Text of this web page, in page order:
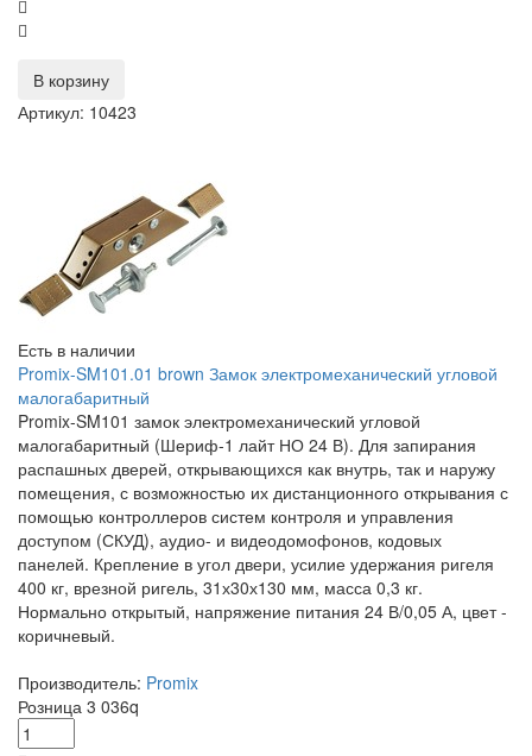
В корзину
Артикул: 10423
Есть в наличии
Promix-SM101.01 brown Замок электромеханический угловой
малогабаритный
Promix-SM101 замок электромеханический угловой
малогабаритный (Шериф-1 лайт НО 24 В). Для запирания
распашных дверей, открывающихся как внутрь, так и наружу
помещения, с возможностью их дистанционного открывания с
помощью контроллеров систем контроля и управления
доступом (СКУД), аудио- и видеодомофонов, кодовых
панелей. Крепление в угол двери, усилие удержания ригеля
400 кг, врезной ригель, 31х30х130 мм, масса 0,3 кг.
Нормально открытый, напряжение питания 24 В/0,05 А, цвет -
коричневый.
Производитель: Promix
Розница 3 036q